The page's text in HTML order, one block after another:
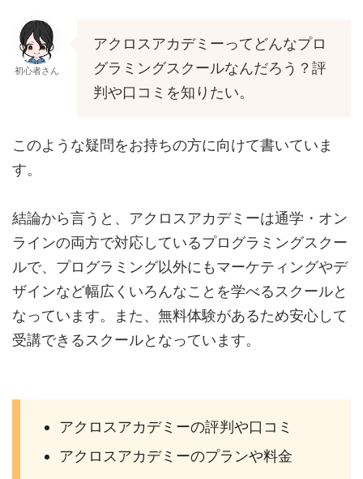
初心者さん
アクロスアカデミーってどんなプロ
グラミングスクールなんだろう？評
判や口コミを知りたい。
このような疑問をお持ちの方に向けて書いていま
す。
結論から言うと、アクロスアカデミーは通学・オン
ラインの両方で対応しているプログラミングスクー
ルで、プログラミング以外にもマーケティングやデ
ザインなど幅広くいろんなことを学べるスクールと
なっています。また、無料体験があるため安心して
受講できるスクールとなっています。
アクロスアカデミーの評判や口コミ
アクロスアカデミーのプランや料金